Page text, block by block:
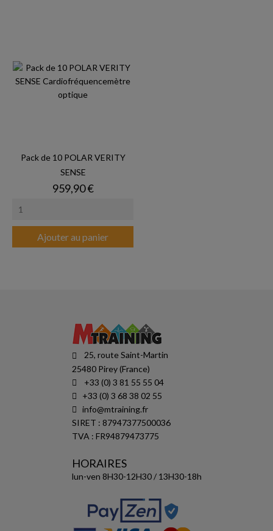
Pack de 10 POLAR VERITY
SENSE
Prix
959,90 €
Ajouter au panier
25, route Saint-Martin
25480 Pirey (France)
+33 (0) 3 81 55 55 04
+33 (0) 3 68 38 02 55
info@mtraining.fr
SIRET : 87947377500036
TVA : FR94879473775
HORAIRES
lun-ven 8H30-12H30 / 13H30-18h